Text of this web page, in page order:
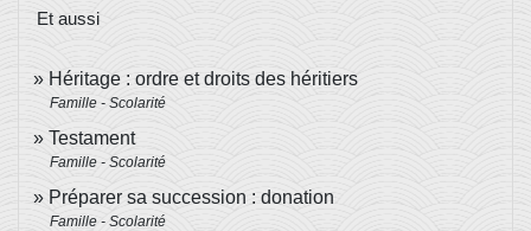
Et aussi
Héritage : ordre et droits des héritiers
Famille - Scolarité
Testament
Famille - Scolarité
Préparer sa succession : donation
Famille - Scolarité